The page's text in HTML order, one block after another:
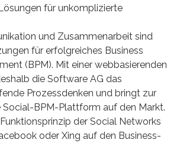
für unkomplizierte
und Zusammenarbeit sind
für erfolgreiches Business
(BPM). Mit einer webbasierenden
die Software AG das
Prozessdenken und bringt zur
Social-BPM-Plattform auf den Markt.
der Social Networks
oder Xing auf den Business-